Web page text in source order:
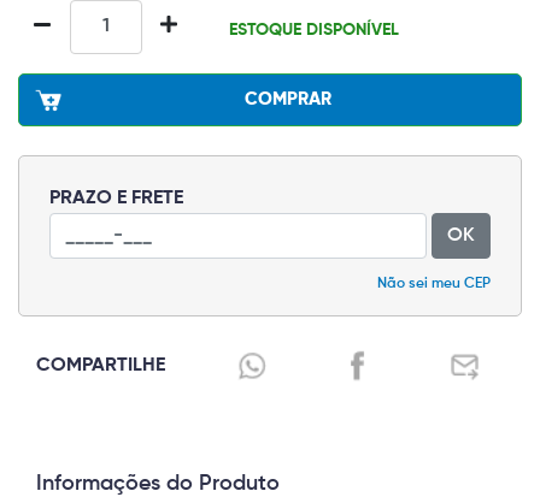
ESTOQUE DISPONÍVEL
COMPRAR
PRAZO E FRETE
OK
Não sei meu CEP
COMPARTILHE
Informações do Produto